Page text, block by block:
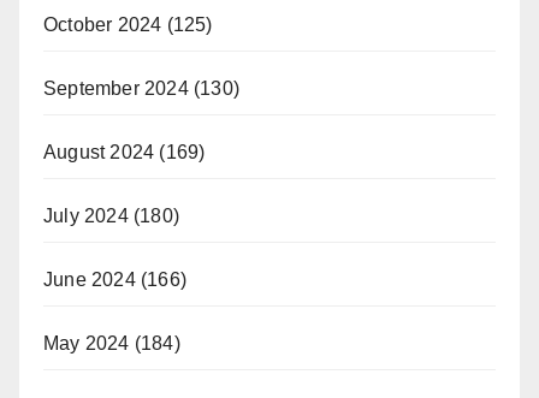
October 2024 (125)
September 2024(130)
August 2024 (169)
July 2024(180)
June 2024(166)
May 2024 (184)